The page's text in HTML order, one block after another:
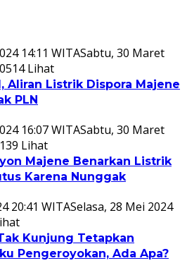
14:11 WITASabtu, 30 Maret
Lihat
Aliran Listrik Dispora Majene
PLN
16:07 WITASabtu, 30 Maret
Lihat
Majene Benarkan Listrik
Karena Nunggak
20:41 WITASelasa, 28 Mei 2024
Kunjung Tetapkan
Pengeroyokan, Ada Apa?